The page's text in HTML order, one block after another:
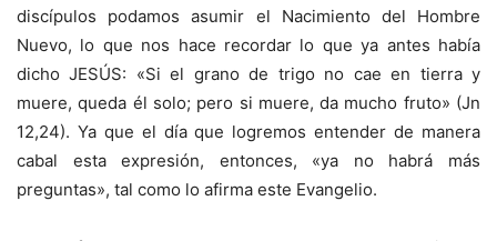
discípulos podamos asumir el Nacimiento del Hombre
Nuevo, lo que nos hace recordar lo que ya antes había
dicho JESÚS: «Si el grano de trigo no cae en tierra y
muere, queda él solo; pero si muere, da mucho fruto» (Jn
12,24). Ya que el día que logremos entender de manera
cabal esta expresión, entonces, «ya no habrá más
preguntas», tal como lo afirma este Evangelio.